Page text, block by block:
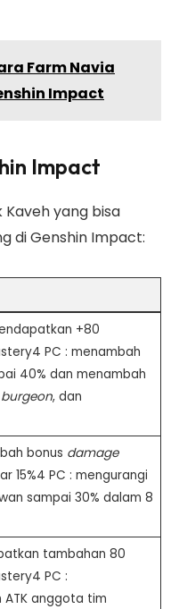
Farm Navia
Impact
Impact
yang bisa
di Genshin Impact:
+80
PC : menambah
40% dan menambah
burgeon, dan
bonus damage
15%4 PC : mengurangi
sampai 30% dalam 8
tambahan 80
PC :
ATK anggota tim